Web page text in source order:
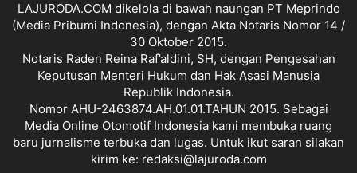
LAJURODA.COM dikelola di bawah naungan PT Meprindo
(Media Pribumi Indonesia), dengan Akta Notaris Nomor 14 /
30 Oktober 2015.
Notaris Raden Reina Raf’aldini, SH, dengan Pengesahan
Keputusan Menteri Hukum dan Hak Asasi Manusia
Republik Indonesia.
Nomor AHU-2463874.AH.01.01.TAHUN 2015. Sebagai
Media Online Otomotif Indonesia kami membuka ruang
baru jurnalisme terbuka dan lugas. Untuk ikut saran silakan
kirim ke: redaksi@lajuroda.com